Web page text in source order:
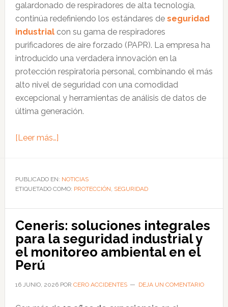
y
suministros
industriales
galardonado de respiradores de alta tecnología,
continúa redefiniendo los estándares de seguridad
industrial con su gama de respiradores
purificadores de aire forzado (PAPR). La empresa ha
introducido una verdadera innovación en la
protección respiratoria personal, combinando el más
alto nivel de seguridad con una comodidad
excepcional y herramientas de análisis de datos de
última generación.
[Leer más…]acerca
Technology
revoluciona
respiratoria
industrial
con
basada
PUBLICADO EN: NOTICIAS
ETIQUETADO COMO: PROTECCIÓN, SEGURIDAD
Ceneris: soluciones integrales
para la seguridad industrial y
el monitoreo ambiental en el
Perú
16 JUNIO, 2026POR CERO ACCIDENTES DEJA UN COMENTARIO